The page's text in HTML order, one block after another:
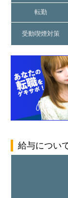
転勤
受動喫煙対策
給与につい